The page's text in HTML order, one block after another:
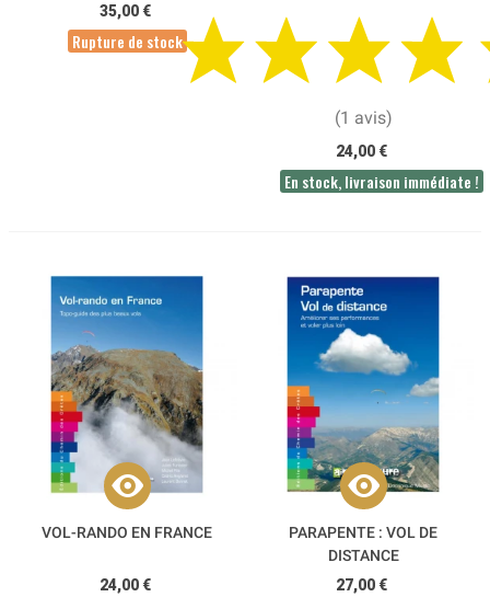
35,00 €
Rupture de stock
(1 avis)
24,00 €
En stock, livraison immédiate !
VOL-RANDO EN FRANCE
24,00 €
PARAPENTE : VOL DE
DISTANCE
27,00 €